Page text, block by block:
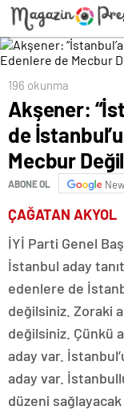
Değilsiniz”
196 okunma
Akşener:
de
Mecbur
ABONE OL
ÇAĞATAN AKYOL
İYİ Parti Genel
İstanbul aday
edenlere de
değilsiniz. Zoraki
değilsiniz. Çünkü
aday var.
aday var.
düzeni